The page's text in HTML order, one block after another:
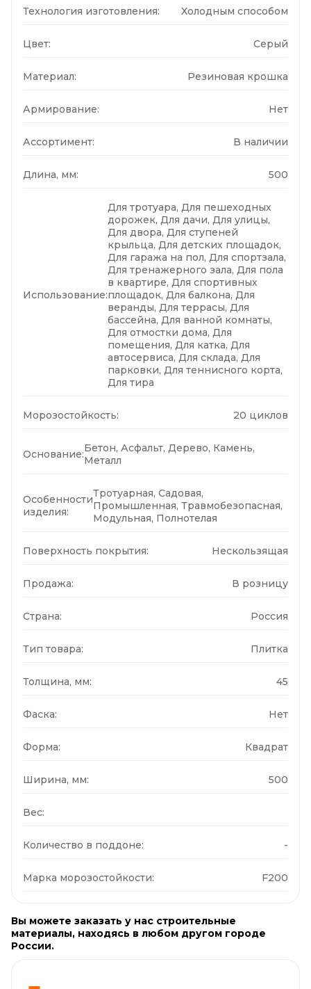
Технология изготовления: Холодным способом
Цвет: Серый
Материал: Резиновая крошка
Армирование: Нет
Ассортимент: В наличии
Длина, мм: 500
Использование:
Для тротуара, Для пешеходных
дорожек, Для дачи, Для улицы,
Для двора, Для ступеней
крыльца, Для детских площадок,
Для гаража на пол, Для спортзала,
Для тренажерного зала, Для пола
в квартире, Для спортивных
площадок, Для балкона, Для
веранды, Для террасы, Для
бассейна, Для ванной комнаты,
Для отмостки дома, Для
помещения, Для катка, Для
автосервиса, Для склада, Для
парковки, Для теннисного корта,
Для тира
Морозостойкость: 20 циклов
Основание:Бетон, Асфальт, Дерево, Камень,
Металл
Особенности
изделия:
Тротуарная, Садовая,
Промышленная, Травмобезопасная,
Модульная, Полнотелая
Поверхность покрытия: Нескользящая
Продажа: В розницу
Страна: Россия
Тип товара: Плитка
Толщина, мм: 45
Фаска: Нет
Форма: Квадрат
Ширина, мм: 500
Вес:
Количество в поддоне: -
Марка морозостойкости: F200
Вы можете заказать у нас строительные
материалы, находясь в любом другом городе
России.